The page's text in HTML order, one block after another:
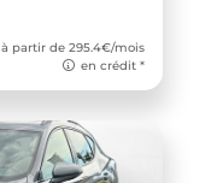
à partir de 295.4€/mois
en crédit *